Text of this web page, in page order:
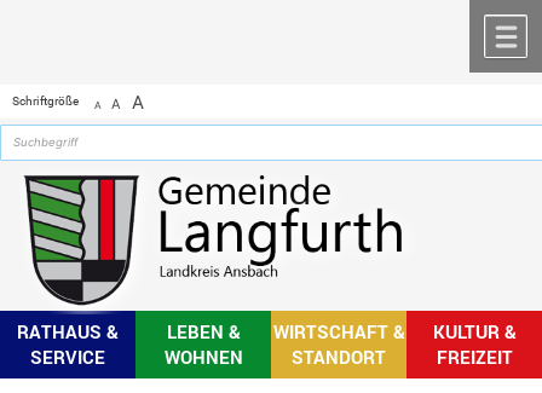
Schriftgröße A A A
RATHAUS &
SERVICE
LEBEN &
WOHNEN
WIRTSCHAFT &
STANDORT
KULTUR &
FREIZEIT